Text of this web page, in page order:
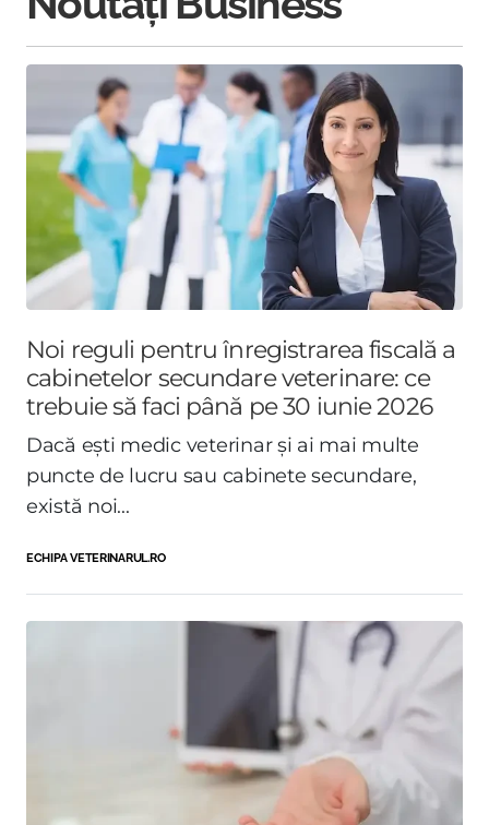
Noi reguli pentru înregistrarea fiscală a
cabinetelor secundare veterinare: ce
trebuie să faci până pe 30 iunie 2026
Dacă ești medic veterinar și ai mai multe
puncte de lucru sau cabinete secundare,
există noi...
ECHIPA VETERINARUL.RO